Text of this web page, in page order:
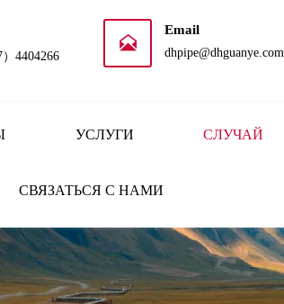
4404266

Email
dhpipe@dhguanye.com
УСЛУГИ СЛУЧАЙ
СВЯЗАТЬСЯ С НАМИ